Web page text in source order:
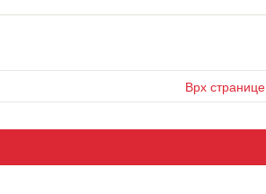
Врх странице